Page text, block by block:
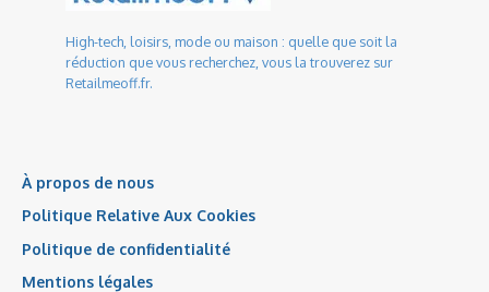
High-tech, loisirs, mode ou maison : quelle que soit la
réduction que vous recherchez, vous la trouverez sur
Retailmeoff.fr.
À propos de nous
Politique Relative Aux Cookies
Politique de confidentialité
Mentions légales